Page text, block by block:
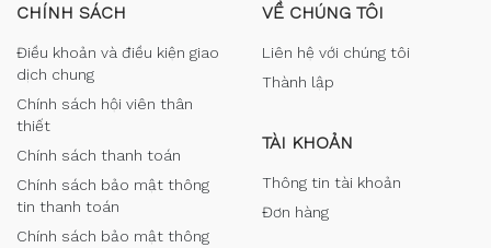
CHÍNH SÁCH
Điều khoản và điều kiện giao
dịch chung
Chính sách hội viên thân
thiết
Chính sách thanh toán
Chính sách bảo mật thông
tin thanh toán
Chính sách bảo mật thông
VỀ CHÚNG TÔI
Liên hệ với chúng tôi
Thành lập
TÀI KHOẢN
Thông tin tài khoản
Đơn hàng